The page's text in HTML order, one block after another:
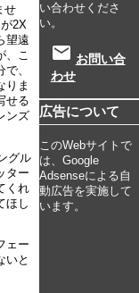
せ
2X
望遠
、こ
、
りま
せる
ンズ
グル
ター
くれ
ほし
ェー
いと
い合わせくださ
い。
email お問い合
わせ
広告について
このWebサイトで
は、Google
Adsenseによる自
動広告を実施して
います。